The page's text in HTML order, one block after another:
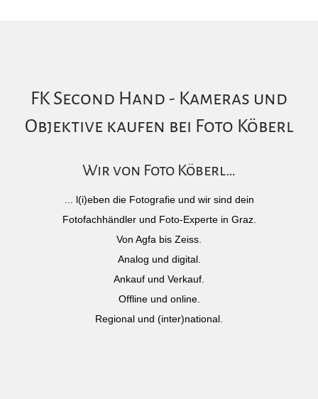
FK Second Hand - Kameras und
Objektive kaufen bei Foto Köberl
Wir von Foto Köberl…
... l(i)eben die Fotografie und wir sind dein
Fotofachhändler und Foto-Experte in Graz.
Von Agfa bis Zeiss.
Analog und digital.
Ankauf und Verkauf.
Offline und online.
Regional und (inter)national.